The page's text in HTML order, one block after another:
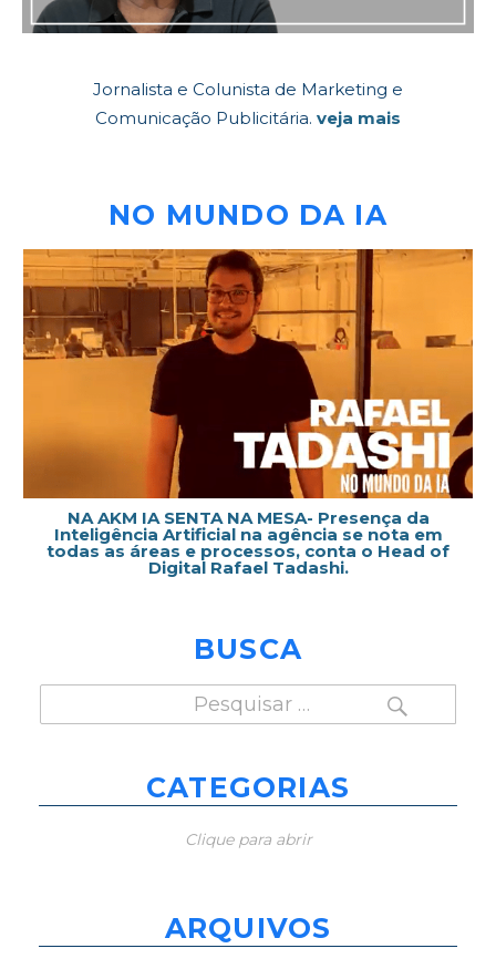
Jornalista e Colunista de Marketing e
Comunicação Publicitária. veja mais
NO MUNDO DA IA
NA AKM IA SENTA NA MESA- Presença da
Inteligência Artificial na agência se nota em
todas as áreas e processos, conta o Head of
Digital Rafael Tadashi.
BUSCA
por:
PESQUISAR
CATEGORIAS
Clique para abrir
ARQUIVOS